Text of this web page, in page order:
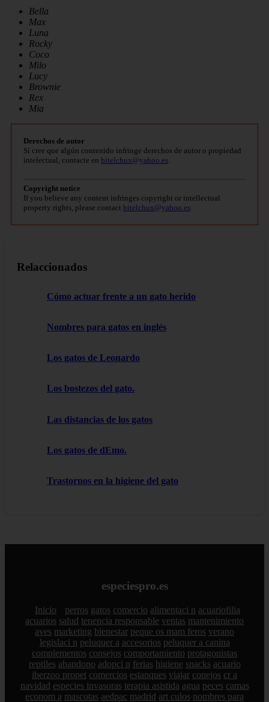
Bella
Max
Luna
Rocky
Coco
Milo
Lucy
Brownie
Rex
Mia
Derechos de autor
Si cree que algún contenido infringe derechos de autor o propiedad
intelectual, contacte en bitelchux@yahoo.es.
Copyright notice
If you believe any content infringes copyright or intellectual
property rights, please contact bitelchux@yahoo.es.
Relaccionados
Cómo actuar frente a un gato herido
Nombres para gatos en inglés
Los gatos de Leonardo
Los bostezos del gato.
Las distancias de los gatos
Los gatos de dEmo.
Trastornos en la higiene del gato
especiespro.es
Inicio perros gatos comercio alimentaci n acuariofilia
acuarios salud tenencia responsable ventas mantenimiento
aves marketing bienestar peque os mam feros verano
legislaci n peluquer a accesorios peluquer a canina
complementos consejos comportamiento protagonistas
reptiles abandono adopci n ferias higiene snacks acuario
iberzoo propet comercios estanques viajar conejos cr a
navidad especies invasoras terapia asistida agua peces camas
econom a mascotas aedpac madrid art culos nombres para